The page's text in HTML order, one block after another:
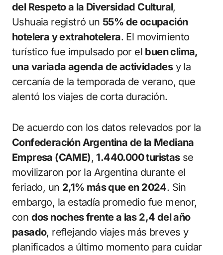
del Respeto a la Diversidad Cultural,
Ushuaia registró un 55% de ocupación
hotelera y extrahotelera. El movimiento
turístico fue impulsado por el buen clima,
una variada agenda de actividadesy la
cercanía de la temporada de verano, que
alentó los viajes de corta duración.
De acuerdo con los datos relevados por la
Confederación Argentina de la Mediana
Empresa (CAME), 1.440.000 turistasse
movilizaron por la Argentina durante el
feriado, un 2,1% más que en 2024. Sin
embargo, la estadía promedio fue menor,
con dos noches frente a las 2,4 del año
pasado, reflejando viajes más breves y
planificados a último momento para cuidar